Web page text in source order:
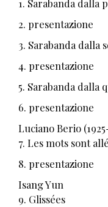
1. Sarabanda dalla
2. presentazione
3. Sarabanda dalla
4. presentazione
5. Sarabanda dalla
6. presentazione
Luciano Berio
7. Les mots sont
8. presentazione
Isang Yun
9. Glissées